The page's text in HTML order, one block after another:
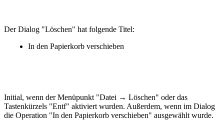
Der Dialog "Löschen" hat folgende Titel:
In den Papierkorb verschieben
Initial, wenn der Menüpunkt "Datei → Löschen" oder das
Tastenkürzels "Entf" aktiviert wurden. Außerdem, wenn im Dialog
die Operation "In den Papierkorb verschieben" ausgewählt wurde.